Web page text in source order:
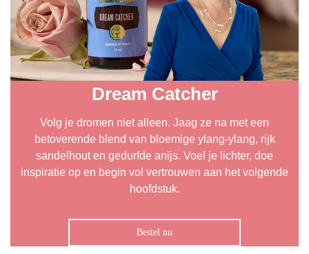
Dream Catcher
Volg je dromen niet alleen. Jaag ze na met een
betoverende blend van bloemige ylang-ylang, rijk
sandelhout en gedurfde anijs. Voel je lichter, doe
inspiratie op en begin vol vertrouwen aan het volgende
hoofdstuk.
Bestel nu